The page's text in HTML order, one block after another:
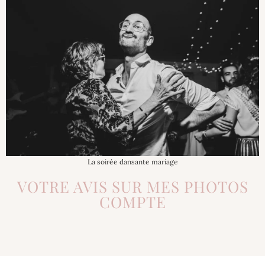
La soirée dansante mariage
VOTRE AVIS SUR MES PHOTOS
COMPTE